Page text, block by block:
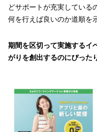
どサポートが充実している
何を行えば良いのか道順を
期間を区切って実施するイ
がりを創出するのにぴった